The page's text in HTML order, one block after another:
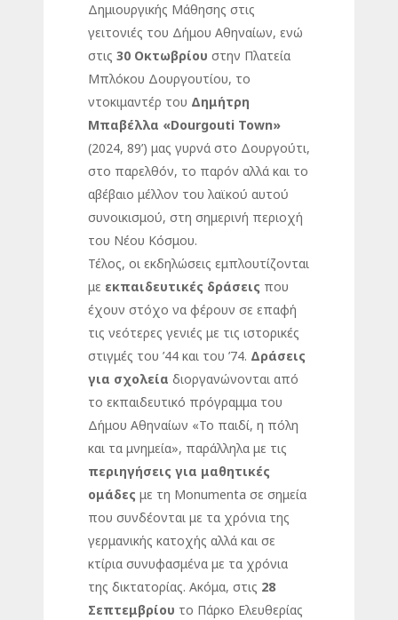
Δημιουργικής Μάθησης στις
γειτονιές του Δήμου Αθηναίων, ενώ
στις 30 Οκτωβρίου στην Πλατεία
Μπλόκου Δουργουτίου, το
ντοκιμαντέρ του Δημήτρη
Μπαβέλλα «Dourgouti Town»
(2024, 89’) μας γυρνά στο Δουργούτι,
στο παρελθόν, το παρόν αλλά και το
αβέβαιο μέλλον του λαϊκού αυτού
συνοικισμού, στη σημερινή περιοχή
του Νέου Κόσμου.
Τέλος, οι εκδηλώσεις εμπλουτίζονται
με εκπαιδευτικές δράσεις που
έχουν στόχο να φέρουν σε επαφή
τις νεότερες γενιές με τις ιστορικές
στιγμές του ’44 και του ’74. Δράσεις
για σχολεία διοργανώνονται από
το εκπαιδευτικό πρόγραμμα του
Δήμου Αθηναίων «Το παιδί, η πόλη
και τα μνημεία», παράλληλα με τις
περιηγήσεις για μαθητικές
ομάδες με τη Monumenta σε σημεία
που συνδέονται με τα χρόνια της
γερμανικής κατοχής αλλά και σε
κτίρια συνυφασμένα με τα χρόνια
της δικτατορίας. Ακόμα, στις 28
Σεπτεμβρίου το Πάρκο Ελευθερίας